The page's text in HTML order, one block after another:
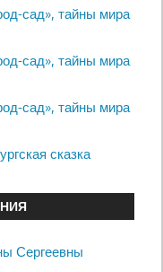
сад», тайны мира
сад», тайны мира
сад», тайны мира
сказка
Сергеевны